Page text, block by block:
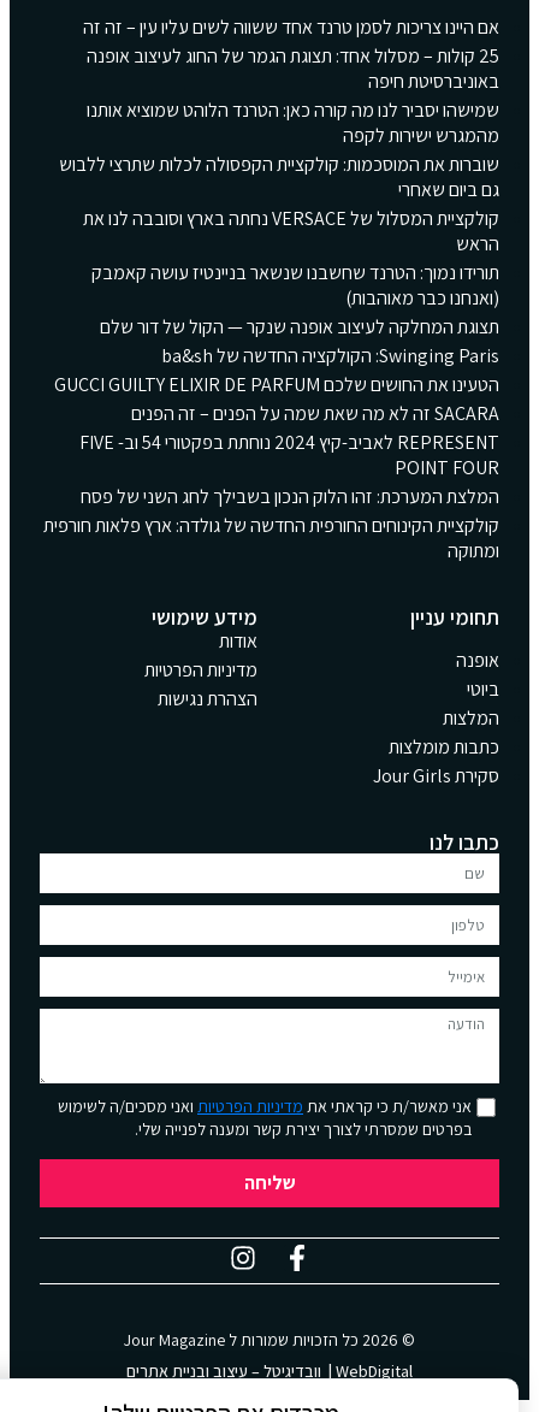
אם היינו צריכות לסמן טרנד אחד ששווה לשים עליו עין – זה זה
25 קולות – מסלול אחד: תצוגת הגמר של החוג לעיצוב אופנה
באוניברסיטת חיפה
שמישהו יסביר לנו מה קורה כאן: הטרנד הלוהט שמוציא אותנו
מהמגרש ישירות לקפה
שוברות את המוסכמות: קולקציית הקפסולה לכלות שתרצי ללבוש
גם ביום שאחרי
קולקציית המסלול של VERSACE נחתה בארץ וסובבה לנו את
הראש
תורידו נמוך: הטרנד שחשבנו שנשאר בניינטיז עושה קאמבק
(ואנחנו כבר מאוהבות)
תצוגת המחלקה לעיצוב אופנה שנקר — הקול של דור שלם
Swinging Paris: הקולקציה החדשה של ba&sh
הטעינו את החושים שלכם GUCCI GUILTY ELIXIR DE PARFUM
SACARA זה לא מה שאת שמה על הפנים – זה הפנים
REPRESENT לאביב-קיץ 2024 נוחתת בפקטורי 54 וב- FIVE
POINT FOUR
המלצת המערכת: זהו הלוק הנכון בשבילך לחג השני של פסח
קולקציית הקינוחים החורפית החדשה של גולדה: ארץ פלאות חורפית
ומתוקה
תחומי עניין
אופנה
ביוטי
המלצות
כתבות מומלצות
סקירת Jour Girls
מידע שימושי
אודות
מדיניות הפרטיות
הצהרת נגישות
כתבו לנו
אני מאשר/ת כי קראתי אתמדיניות הפרטיותואני מסכים/ה לשימוש
בפרטים שמסרתי לצורך יצירת קשר ומענה לפנייה שלי.
שליחה
Jour Magazine
WebDigital | וובדיגיטל – עיצוב ובניית אתרים